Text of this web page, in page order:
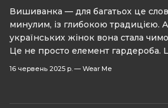
Вишиванка — для багатьох це
минулим, із глибокою традицією.
українських жінок вона стала
Це не просто елемент гардероба.
16 червень 2025 р. — Wear Me